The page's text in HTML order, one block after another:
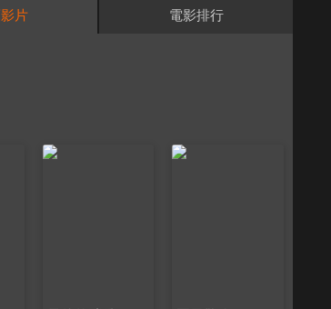
片 電影排行